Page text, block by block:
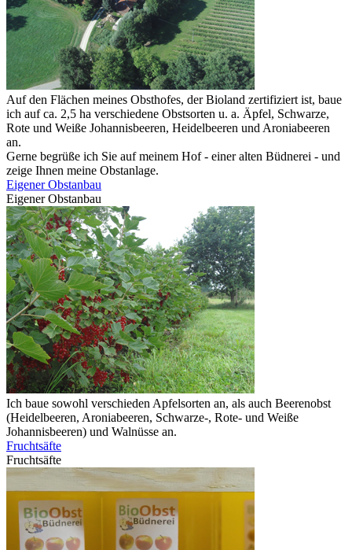
Auf den Flächen meines Obsthofes, der Bioland zertifiziert ist, baue
ich auf ca. 2,5 ha verschiedene Obstsorten u. a. Äpfel, Schwarze,
Rote und Weiße Johannisbeeren, Heidelbeeren und Aroniabeeren
an.
Gerne begrüße ich Sie auf meinem Hof - einer alten Büdnerei - und
zeige Ihnen meine Obstanlage.
Eigener Obstanbau
Eigener Obstanbau
Ich baue sowohl verschieden Apfelsorten an, als auch Beerenobst
(Heidelbeeren, Aroniabeeren, Schwarze-, Rote- und Weiße
Johannisbeeren) und Walnüsse an.
Fruchtsäfte
Fruchtsäfte